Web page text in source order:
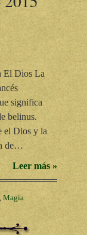
El Dios La
significa
belinus.
el Dios y la
de…
Leer más »
, Magia